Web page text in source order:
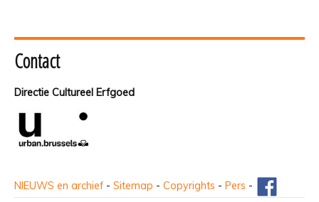
Contact
Directie Cultureel Erfgoed
NIEUWS en archief - Sitemap - Copyrights - Pers -